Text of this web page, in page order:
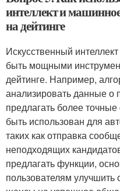
интеллект и
на дейтинге
Искусственный
быть мощными
дейтинге. Например,
анализировать данные о
предлагать более
быть использован для
таких как отправка
неподходящих
предлагать функции,
пользователям